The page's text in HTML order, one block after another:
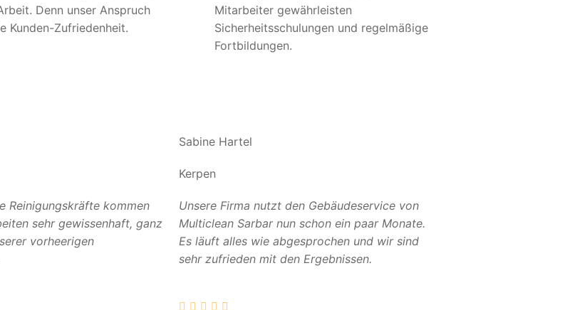
Denn unser Anspruch
Kunden-Zufriedenheit.
Mitarbeiter gewährleisten
Sicherheitsschulungen und regelmäßige
Fortbildungen.
Reinigungskräfte kommen
sehr gewissenhaft, ganz
vorheerigen
Sabine Hartel
Kerpen
Unsere Firma nutzt den Gebäudeservice von
Multiclean Sarbar nun schon ein paar Monate.
Es läuft alles wie abgesprochen und wir sind
sehr zufrieden mit den Ergebnissen.